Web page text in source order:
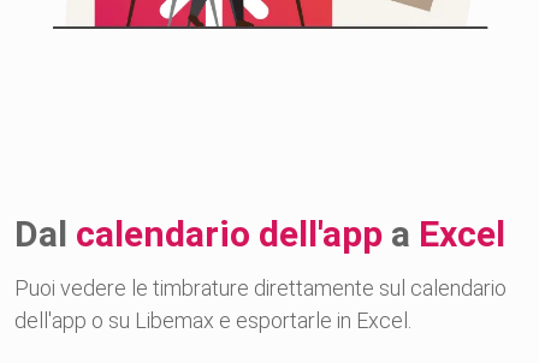
Dal calendario dell'app a Excel
Puoi vedere le timbrature direttamente sul calendario
dell'app o su Libemax e esportarle in Excel.